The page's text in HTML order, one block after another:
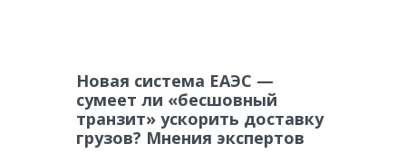
Новая система ЕАЭС —
сумеет ли «бесшовный
транзит» ускорить доставку
грузов? Мнения экспертов